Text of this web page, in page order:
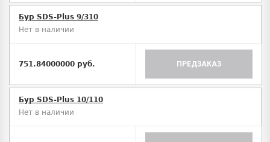
Бур SDS-Plus 9/310
Нет в наличии
751.84000000 руб. ПРЕДЗАКАЗ
Бур SDS-Plus 10/110
Нет в наличии